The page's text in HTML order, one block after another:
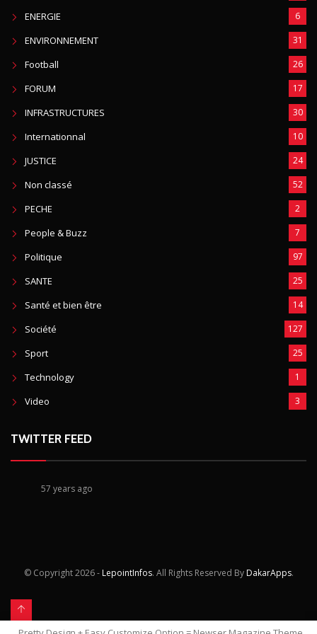
ENERGIE 6
ENVIRONNEMENT 31
Football 26
FORUM 17
INFRASTRUCTURES 30
Internationnal 10
JUSTICE 24
Non classé 52
PECHE 2
People & Buzz 7
Politique 97
SANTE 25
Santé et bien être 14
Société 127
Sport 25
Technology 1
Video 3
TWITTER FEED
57 years ago
© Copyright2026 - LepointInfos. All Rights Reserved By DakarApps.